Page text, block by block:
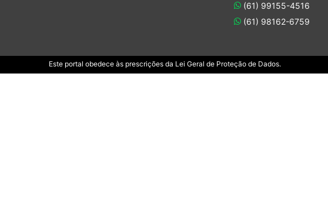
(61) 99155-4516
(61) 98162-6759
Este portal obedece às prescrições da Lei Geral de Proteção de Dados.